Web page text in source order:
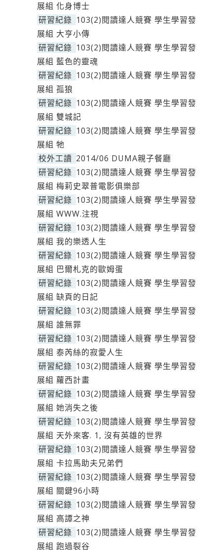
展組 化身博士
研習紀錄 103(2)閱讀達人競賽 學生學習發
展組 大亨小傳
研習紀錄 103(2)閱讀達人競賽 學生學習發
展組 藍色的靈魂
研習紀錄 103(2)閱讀達人競賽 學生學習發
展組 孤狼
研習紀錄 103(2)閱讀達人競賽 學生學習發
展組 雙城記
研習紀錄 103(2)閱讀達人競賽 學生學習發
展組 牠
校外工讀 2014/06 DUMA親子餐廳
研習紀錄 103(2)閱讀達人競賽 學生學習發
展組 梅莉史翠普電影俱樂部
研習紀錄 103(2)閱讀達人競賽 學生學習發
展組 WWW.注視
研習紀錄 103(2)閱讀達人競賽 學生學習發
展組 我的樂透人生
研習紀錄 103(2)閱讀達人競賽 學生學習發
展組 巴爾札克的歐姆蛋
研習紀錄 103(2)閱讀達人競賽 學生學習發
展組 缺頁的日記
研習紀錄 103(2)閱讀達人競賽 學生學習發
展組 誰無罪
研習紀錄 103(2)閱讀達人競賽 學生學習發
展組 泰芮絲的寂愛人生
研習紀錄 103(2)閱讀達人競賽 學生學習發
展組 蘿西計畫
研習紀錄 103(2)閱讀達人競賽 學生學習發
展組 她消失之後
研習紀錄 103(2)閱讀達人競賽 學生學習發
展組 天外來客. 1, 沒有英雄的世界
研習紀錄 103(2)閱讀達人競賽 學生學習發
展組 卡拉馬助夫兄弟們
研習紀錄 103(2)閱讀達人競賽 學生學習發
展組 關鍵96小時
研習紀錄 103(2)閱讀達人競賽 學生學習發
展組 高譚之神
研習紀錄 103(2)閱讀達人競賽 學生學習發
展組 跑過裂谷